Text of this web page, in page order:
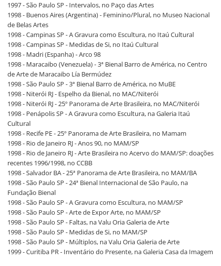
1997 - São Paulo SP - Intervalos, no Paço das Artes
1998 - Buenos Aires (Argentina) - Feminino/Plural, no Museo Nacional
de Belas Artes
1998 - Campinas SP - A Gravura como Escultura, no Itaú Cultural
1998 - Campinas SP - Medidas de Si, no Itaú Cultural
1998 - Madri (Espanha) - Arco 98
1998 - Maracaibo (Venezuela) - 3ª Bienal Barro de América, no Centro
de Arte de Maracaibo Lía Bermúdez
1998 - São Paulo SP - 3ª Bienal Barro de América, no MuBE
1998 - Niterói RJ - Espelho da Bienal, no MAC/Niterói
1998 - Niterói RJ - 25º Panorama de Arte Brasileira, no MAC/Niterói
1998 - Penápolis SP - A Gravura como Escultura, na Galeria Itaú
Cultural
1998 - Recife PE - 25º Panorama de Arte Brasileira, no Mamam
1998 - Rio de Janeiro RJ - Anos 90, no MAM/SP
1998 - Rio de Janeiro RJ - Arte Brasileira no Acervo do MAM/SP: doações
recentes 1996/1998, no CCBB
1998 - Salvador BA - 25ª Panorama de Arte Brasileira, no MAM/BA
1998 - São Paulo SP - 24ª Bienal Internacional de São Paulo, na
Fundação Bienal
1998 - São Paulo SP - A Gravura como Escultura, no MAM/SP
1998 - São Paulo SP - Arte de Expor Arte, no MAM/SP
1998 - São Paulo SP - Faltas, na Valu Oria Galeria de Arte
1998 - São Paulo SP - Medidas de Si, no MAM/SP
1998 - São Paulo SP - Múltiplos, na Valu Oria Galeria de Arte
1999 - Curitiba PR - Inventário do Presente, na Galeria Casa da Imagem